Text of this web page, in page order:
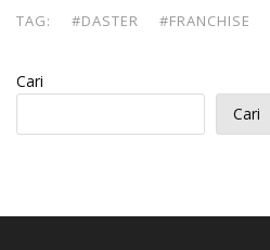
TAG: #DASTER #FRANCHISE
Cari
Cari